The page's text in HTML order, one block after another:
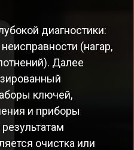
диагностики:
(нагар,
Далее
ключей,
и приборы
очистка или